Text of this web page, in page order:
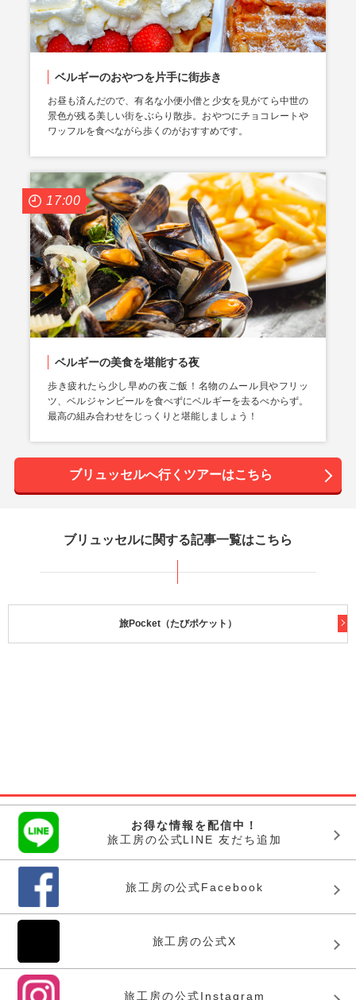
ベルギーのおやつを片手に街歩き
お昼も済んだので、有名な小便小僧と少女を見がてら中世の
景色が残る美しい街をぶらり散歩。おやつにチョコレートや
ワッフルを食べながら歩くのがおすすめです。
17:00
ベルギーの美食を堪能する夜
歩き疲れたら少し早めの夜ご飯！名物のムール貝やフリッ
ツ、ベルジャンビールを食べずにベルギーを去るべからず。
最高の組み合わせをじっくりと堪能しましょう！
ブリュッセルへ行くツアーはこちら
ブリュッセルに関する記事一覧はこちら
旅Pocket（たびポケット）
お得な情報を配信中！
旅工房の公式LINE 友だち追加
旅工房の公式Facebook
旅工房の公式X
旅工房の公式Instagram